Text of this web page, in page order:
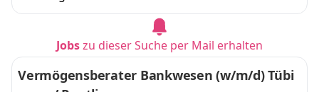
Jobszu dieser Suche per Mail erhalten
Vermögensberater Bankwesen (w/m/d) Tübi